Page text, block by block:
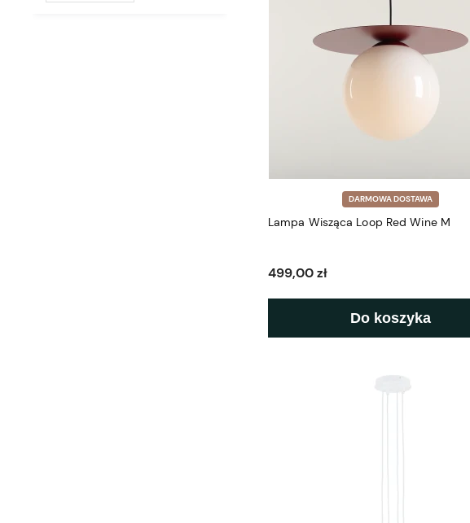
DARMOWA DOSTAWA
Lampa Wisząca Loop Red Wine M
499,00 zł
Do koszyka